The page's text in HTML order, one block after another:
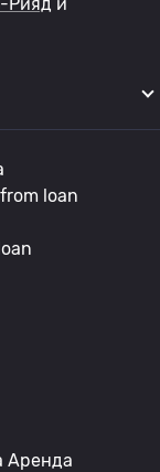
loan
Аренда